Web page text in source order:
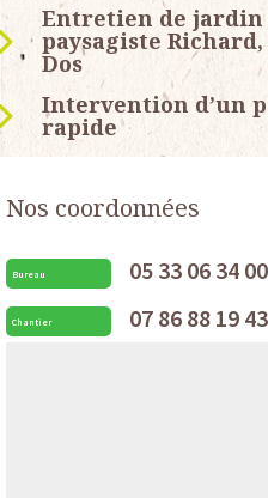
Entretien de jardin
paysagiste
Dos
Intervention d’un
rapide
Nos coordonnées
Bureau 05 33 06 34 00
Chantier 07 86 88 19 43